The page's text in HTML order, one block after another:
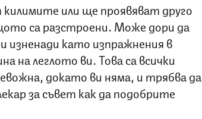
или ще проявяват друго
са разстроени. Може дори да
изненади като изпражнения в
на леглото ви. Това са всички
докато ви няма, и трябва да
за съвет как да подобрите